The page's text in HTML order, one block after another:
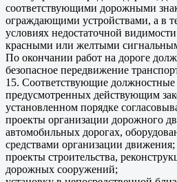
соответствующими дорожными
ограждающими устройствами, а в
условиях недостаточной
красными или желтыми
По окончании работ на дороге
безопасное передвижение
15. Соответствующие
предусмотренных действующим
установленном порядке
проекты организации дорожного
автомобильных дорогах,
средствами организации движения;
проекты строительства,
дорожных сооружений;